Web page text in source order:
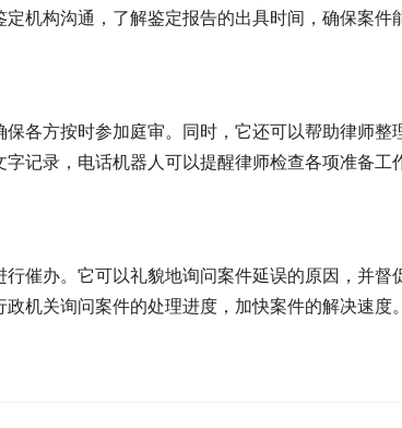
机构沟通，了解鉴定报告的出具时间，确保案件
各方按时参加庭审。同时，它还可以帮助律师整
记录，电话机器人可以提醒律师检查各项准备工
催办。它可以礼貌地询问案件延误的原因，并督
机关询问案件的处理进度，加快案件的解决速度。